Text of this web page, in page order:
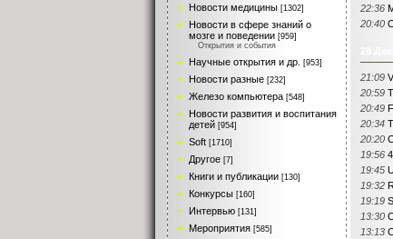
Новости медицины [1302]
Новости в сфере знаний о
мозге и поведении [959]
Открытия и события
Научные открытия и др. [953]
Новости разные [232]
Железо компьютера [548]
Новости развития и воспитания
детей [954]
Soft [1710]
Другое [7]
Книги и публикации [130]
Конкурсы [160]
Интервью [131]
Мероприятия [585]
22:36
20:40
21:09
20:59
20:49
20:34
20:20
19:56
19:45
19:32
19:19
13:30
13:13